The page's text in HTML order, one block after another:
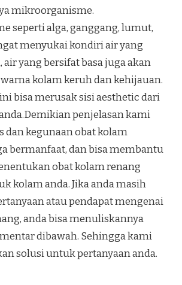
mikroorganisme.
seperti alga, ganggang, lumut,
menyukai kondiri air yang
air yang bersifat basa juga akan
kolam keruh dan kehijauan.
bisa merusak sisi aesthetic dari
penjelasan kami
dan kegunaan obat kolam
bermanfaat, dan bisa membantu
obat kolam renang
kolam anda. Jika anda masih
atau pendapat mengenai
anda bisa menuliskannya
dibawah. Sehingga kami
solusi untuk pertanyaan anda.